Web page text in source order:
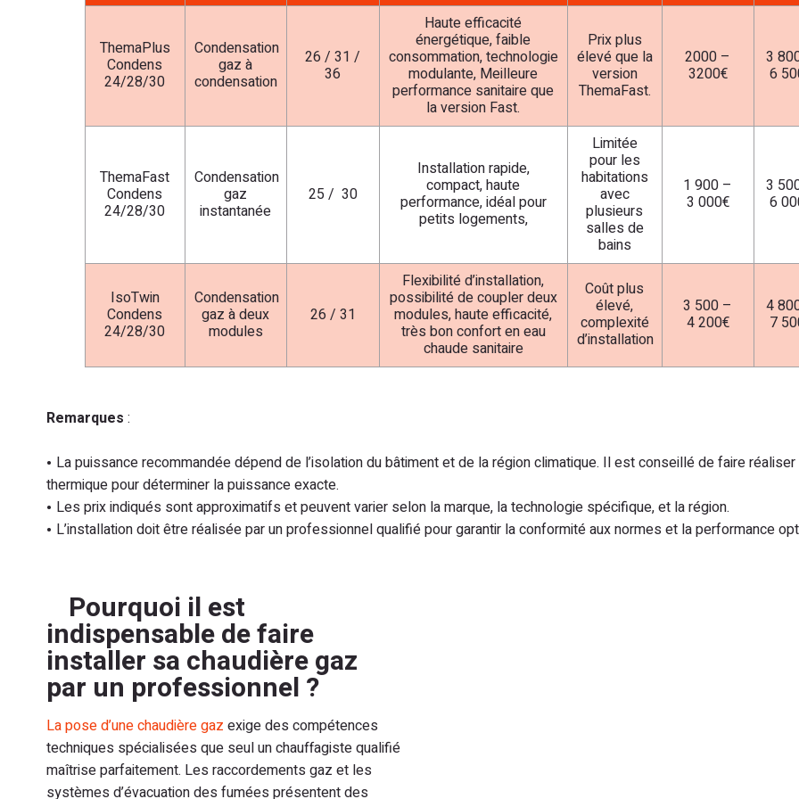
ThemaPlus
Condens
24/28/30
Condensation
gaz à
condensation
26 / 31 /
36
Haute efficacité
énergétique, faible
consommation, technologie
modulante, Meilleure
performance sanitaire que
la version Fast.
Prix plus
élevé que la
version
ThemaFast.
2000 –
3200€
3
6
ThemaFast
Condens
24/28/30
Condensation
gaz
instantanée
25 / 30
Installation rapide,
compact, haute
performance, idéal pour
petits logements,
Limitée
pour les
habitations
avec
plusieurs
salles de
bains
1 900 –
3 000€
3
6
IsoTwin
Condens
24/28/30
Condensation
gaz à deux
modules
26 / 31
Flexibilité d’installation,
possibilité de coupler deux
modules, haute efficacité,
très bon confort en eau
chaude sanitaire
Coût plus
élevé,
complexité
d’installation
3 500 –
4 200€
4
7
Remarques :
La puissance recommandée dépend de l’isolation du bâtiment et de la région climatique. Il est conseillé de faire réaliser
thermique pour déterminer la puissance exacte.
Les prix indiqués sont approximatifs et peuvent varier selon la marque, la technologie spécifique, et la région.
L’installation doit être réalisée par un professionnel qualifié pour garantir la conformité aux normes et la performance
Pourquoi il est
indispensable de faire
installer sa chaudière gaz
par un professionnel ?
La pose d’une chaudière gaz exige des compétences
techniques spécialisées que seul un chauffagiste qualifié
maîtrise parfaitement. Les raccordements gaz et les
systèmes d’évacuation des fumées présentent des